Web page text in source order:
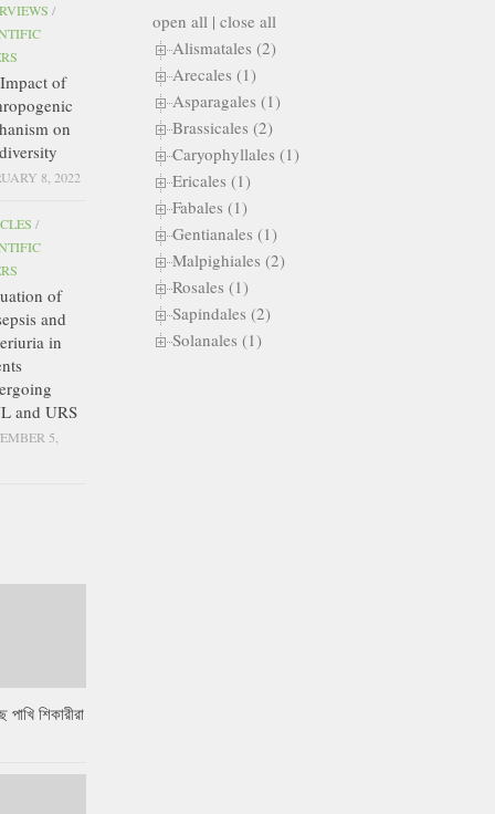
open all | close all
Alismatales (2)
Arecales (1)
Asparagales (1)
Brassicales (2)
Caryophyllales (1)
Ericales (1)
Fabales (1)
Gentianales (1)
Malpighiales (2)
Rosales (1)
Sapindales (2)
Solanales (1)
/
of
on
8, 2022
/
of
and
in
and URS
5,
শিকারীরা